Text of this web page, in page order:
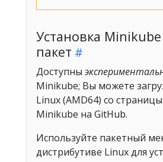
Установка
пакет
Доступны
Minikube; Вы можете
Linux (AMD64) со страницы
Minikube на GitHub.
Используйте пакетный
дистрибутиве Linux для